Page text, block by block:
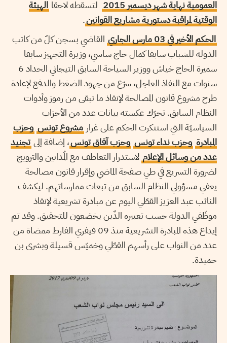
العمومية نهاية شهر ديسمبر 2015 لتسقطه لاحقا الهيئة
الوقتية لمراقبة دستورية مشاريع القوانين.
الحكم الأخير في 03 مارس الجاري
القاضي بسجن كلّ من كاتب
الدولة للشباب سابقا كمال حاج ساسي، وزيرة التجهيز سابقا
سميرة الحاج خياش ووزير السياحة السابق التيجاني الحداد 6
سنوات مع النفاذ العاجل، سرّع من جهود الضغط والدفع لإعادة
طرح مشروع قانون المصالحة لإنقاذ ما تبقى من رموز وأدوات
النظام السابق. تحرّك عكسته بيانات عدد من الأحزاب
السياسيّة التي استنكرت الحكم على غرار مشروع تونس وحزب
المبادرة وحزب نداء تونس وحزب آفاق تونس، إضافة إلى تجنيد
عدد من وسائل الإعلام لاستدرار التعاطف مع المُدانين والترويج
لضرورة التسريع في طي صفحة الماضي وإقرار قانون مصالحة
يعفي مسؤولي النظام السابق من تبعات ممارساتهم. ليكشف
النائب عبد العزيز القطّي اليوم عن مبادرة تشريعية لإنقاذ
موظّفي الدولة حسب تعبيره الذّين يخضعون للتحقيق. وقد تم
إيداع هذه المبادرة التشريعية منذ 09 فيفري الفارط ممضاة من
عدد من النواب على رأسهم القطّي وخميّس قسيلة وبشرى بن
حميدة.